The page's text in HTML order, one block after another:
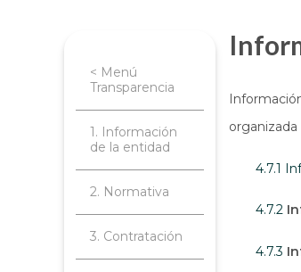
< Menú
Transparencia
1. Información
de la entidad
2. Normativa
3. Contratación
4.7.1
4.7.2
4.7.3